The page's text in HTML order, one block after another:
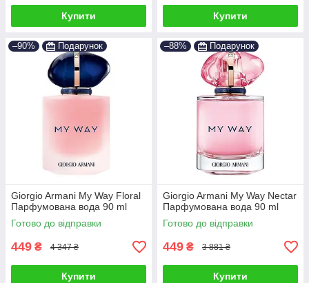
Купити Купити
–90% Подарунок
Giorgio Armani My Way Floral
Парфумована вода 90 ml
Готово до відправки
449 ₴ 4 347 ₴
Купити
–88% Подарунок
Giorgio Armani My Way Nectar
Парфумована вода 90 ml
Готово до відправки
449 ₴ 3 881 ₴
Купити